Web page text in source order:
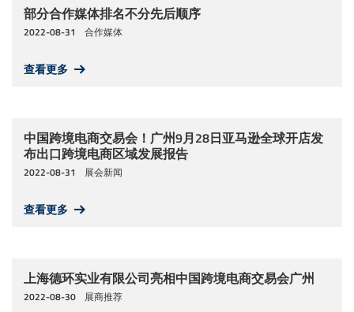
部分合作媒体排名不分先后顺序
2022-08-31 合作媒体
查看更多
中国跨境电商交易会！广州9月28日亚马逊全球开店发
布出口跨境电商区域发展报告
2022-08-31 展会新闻
查看更多
上海德环实业有限公司亮相中国跨境电商交易会广州
2022-08-30 展商推荐